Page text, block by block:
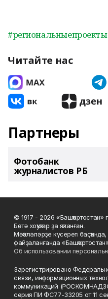
#региональныепроекты
Читайте нас
Партнеры
Фотобанк
журналистов РБ
© 1917 - 2026 «Башҡортостан»
Бөтә хоҡуҡтар ҙа яҡланған.
Мәҡәләләрҙе күсереп
файҙаланғанда
Об использовании
Зарегистрировано
связи, информационных
коммуникаций
серия ПИ ФС77-33205 от 11